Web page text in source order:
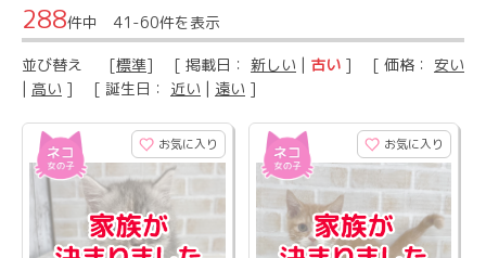
288件中 41-60件を表示
並び替え [標準] [ 掲載日： 新しい | 古い ] [ 価格： 安い
| 高い ] [ 誕生日： 近い | 遠い ]
お気に入り お気に入り